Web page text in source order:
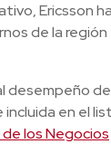
Ericsson
de la
desempeño
en el
los Negocios